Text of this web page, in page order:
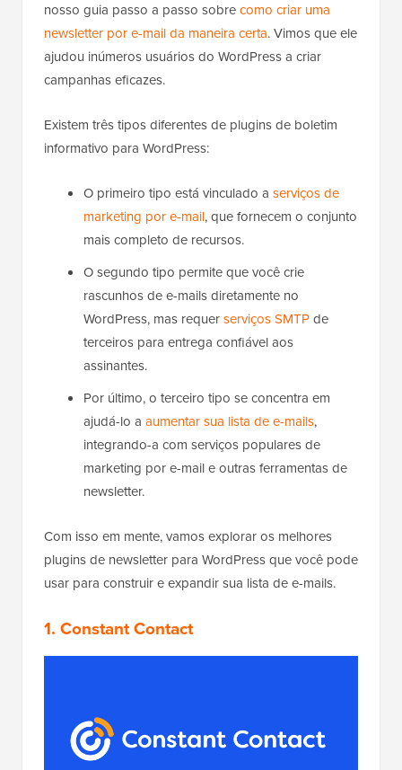
nosso guia passo a passo sobrecomo criar uma
newsletter por e-mail da maneira certa. Vimos que ele
ajudou inúmeros usuários do WordPress a criar
campanhas eficazes.
Existem três tipos diferentes de plugins de boletim
informativo para WordPress:
O primeiro tipo está vinculado a serviços de
marketing por e-mail, que fornecem o conjunto
mais completo de recursos.
O segundo tipo permite que você crie
rascunhos de e-mails diretamente no
WordPress, mas requerserviços SMTPde
terceiros para entrega confiável aos
assinantes.
Por último, o terceiro tipo se concentra em
ajudá-lo a aumentar sua lista de e-mails,
integrando-a com serviços populares de
marketing por e-mail e outras ferramentas de
newsletter.
Com isso em mente, vamos explorar os melhores
plugins de newsletter para WordPress que você pode
usar para construir e expandir sua lista de e-mails.
1. Constant Contact